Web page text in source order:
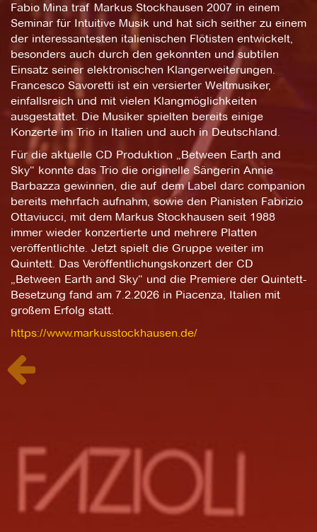
Fabio Mina traf Markus Stockhausen 2007 in einem
Seminar für Intuitive Musik und hat sich seither zu einem
der interessantesten italienischen Flötisten entwickelt,
besonders auch durch den gekonnten und subtilen
Einsatz seiner elektronischen Klangerweiterungen.
Francesco Savoretti ist ein versierter Weltmusiker,
einfallsreich und mit vielen Klangmöglichkeiten
ausgestattet. Die Musiker spielten bereits einige
Konzerte im Trio in Italien und auch in Deutschland.
Für die aktuelle CD Produktion „Between Earth and
Sky“ konnte das Trio die originelle Sängerin Annie
Barbazza gewinnen, die auf dem Label darc companion
bereits mehrfach aufnahm, sowie den Pianisten Fabrizio
Ottaviucci, mit dem Markus Stockhausen seit 1988
immer wieder konzertierte und mehrere Platten
veröffentlichte. Jetzt spielt die Gruppe weiter im
Quintett. Das Veröffentlichungskonzert der CD
„Between Earth and Sky“ und die Premiere der Quintett-
Besetzung fand am 7.2.2026 in Piacenza, Italien mit
großem Erfolg statt.
https://www.markusstockhausen.de/